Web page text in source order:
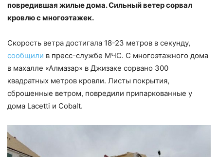
повредившая жилые дома. Сильный ветер сорвал
кровлю с многоэтажек.
Скорость ветра достигала 18-23 метров в секунду,
сообщили в пресс-службе МЧС. С многоэтажного дома
в махалле «Алмазар» в Джизаке сорвано 300
квадратных метров кровли. Листы покрытия,
сброшенные ветром, повредили припаркованные у
дома Lacetti и Cobalt.